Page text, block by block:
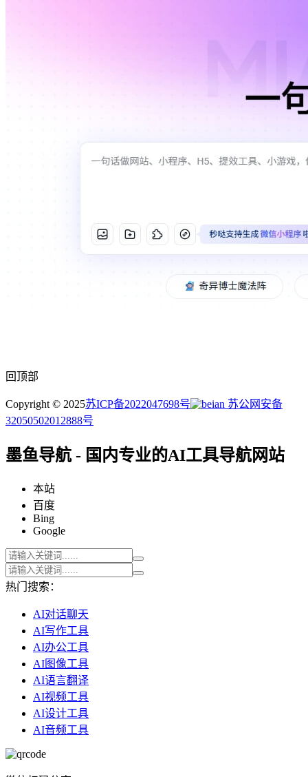
回顶部
Copyright © 2025苏ICP备2022047698号
苏公网安备
32050502012888号
墨鱼导航 - 国内专业的AI工具导航网站
本站
百度
Bing
Google
热门搜索：
AI对话聊天
AI写作工具
AI办公工具
AI图像工具
AI语言翻译
AI视频工具
AI设计工具
AI音频工具